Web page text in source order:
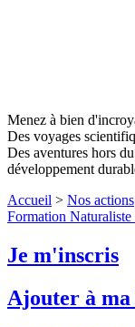
Menez à bien
Des voyages
Des aventures hors
développement
Accueil > Nos actions
Formation
Je m'inscris
Ajouter à ma